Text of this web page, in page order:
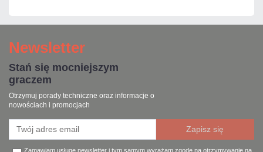
Newsletter
Stań się mocniejszym
graczem
Otrzymuj porady techniczne oraz informacje o
nowościach i promocjach
Zamawiam usługę newsletter i tym samym wyrażam zgodę na otrzymywanie na